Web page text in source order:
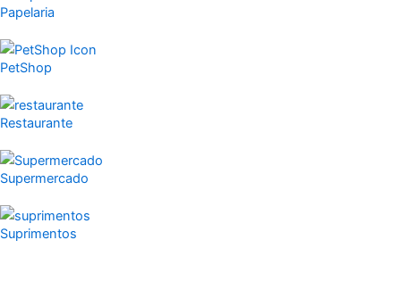
Papelaria
PetShop
Restaurante
Supermercado
Suprimentos